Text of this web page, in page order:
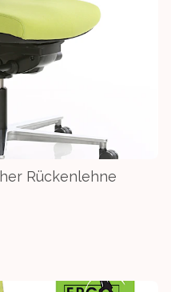
Rückenlehne